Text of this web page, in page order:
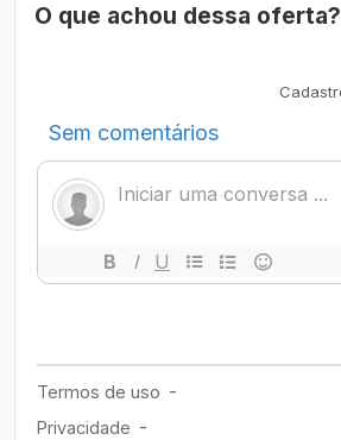
O que achou dessa oferta?